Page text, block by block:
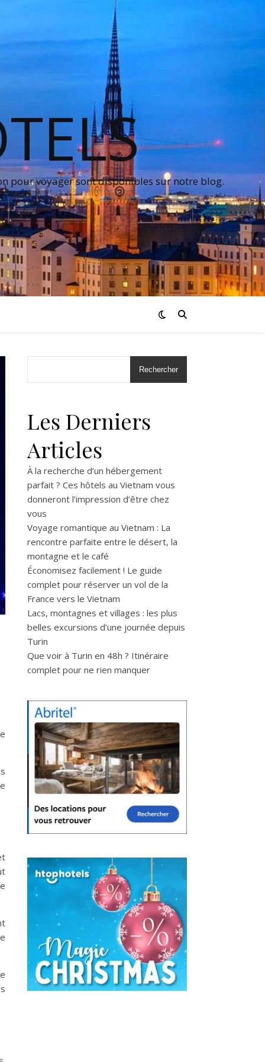
pour voyager sont disponibles sur notre blog.
Rechercher
Les Derniers
Articles
À la recherche d’un hébergement
parfait ? Ces hôtels au Vietnam vous
donneront l’impression d’être chez
vous
Voyage romantique au Vietnam : La
rencontre parfaite entre le désert, la
montagne et le café
Économisez facilement ! Le guide
complet pour réserver un vol de la
France vers le Vietnam
Lacs, montagnes et villages : les plus
belles excursions d’une journée depuis
Turin
Que voir à Turin en 48h ? Itinéraire
complet pour ne rien manquer